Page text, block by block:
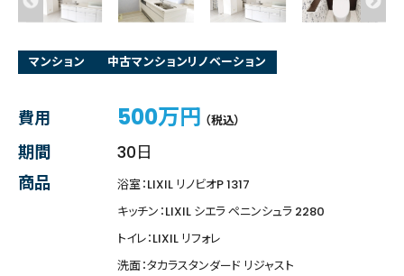
マンション 中古マンションリノベーション
費用 500万円 （税込）
期間
30日
商品
浴室：LIXIL リノビオP 1317
キッチン：LIXIL シエラ ペニンシュラ 2280
トイレ：LIXIL リフォレ
洗面：タカラスタンダード リジャスト